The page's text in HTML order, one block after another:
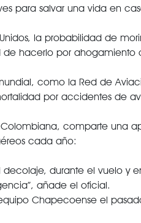
para salvar una vida en
la probabilidad de
hacerlo por ahogamiento
como la Red de
por accidentes de
Colombiana, comparte una
cada año:
durante el vuelo y
añade el oficial.
Chapecoense el